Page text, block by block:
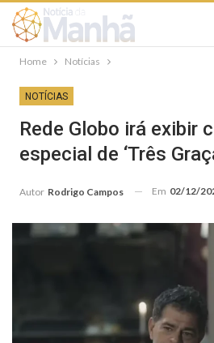
Home Notícias
NOTÍCIAS
Rede Globo irá exibir
especial de ‘Três
Autor Rodrigo Campos Em 02/12/